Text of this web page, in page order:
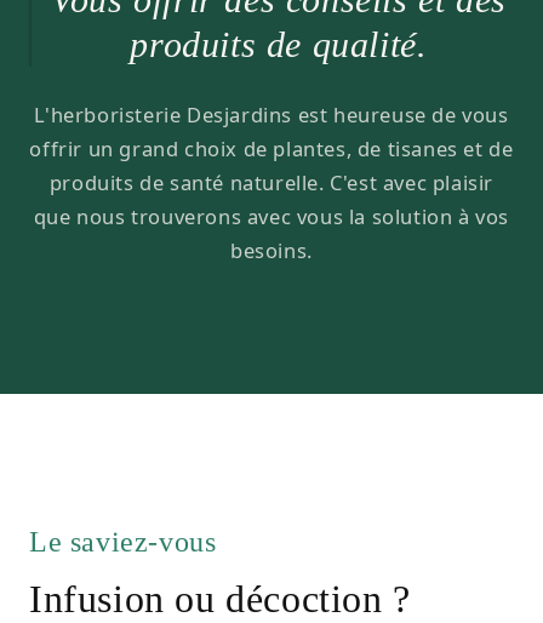
produits de qualité.
L'herboristerie Desjardins est heureuse de vous
offrir un grand choix de plantes, de tisanes et de
produits de santé naturelle. C'est avec plaisir
que nous trouverons avec vous la solution à vos
besoins.
Le saviez-vous
Infusion ou décoction ?